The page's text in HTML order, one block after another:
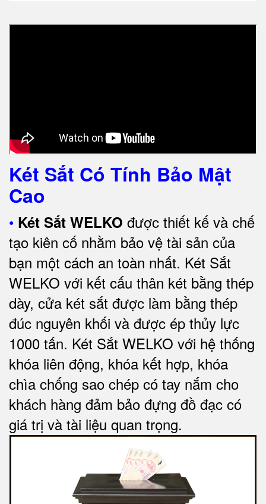
Két Sắt Có Tính Bảo Mật
Cao
• Két Sắt WELKO được thiết kế và chế
tạo kiên cố nhằm bảo vệ tài sản của
bạn một cách an toàn nhất. Két Sắt
WELKO với kết cấu thân két bằng thép
dày, cửa két sắt được làm bằng thép
đúc nguyên khối và được ép thủy lực
1000 tấn. Két Sắt WELKO với hệ thống
khóa liên động, khóa kết hợp, khóa
chìa chống sao chép có tay nắm cho
khách hàng đảm bảo đựng đồ đạc có
giá trị và tài liệu quan trọng.